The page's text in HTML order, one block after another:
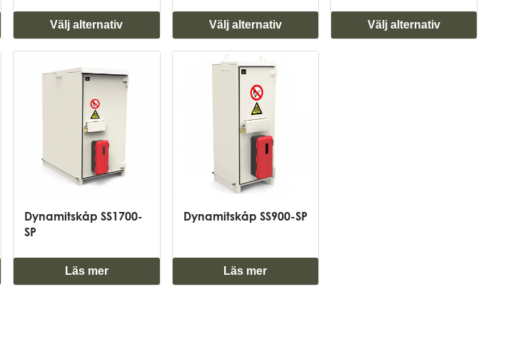
Välj alternativ Välj alternativ Välj alternativ
Dynamitskåp SS1700-
SP
Läs mer
Dynamitskåp SS900-SP
Läs mer